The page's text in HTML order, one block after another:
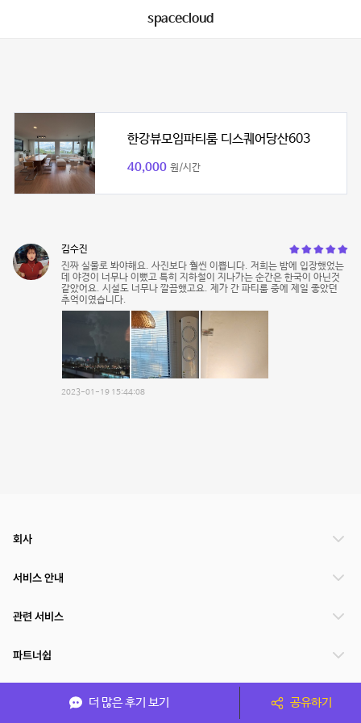
spacecloud
한강뷰모임파티룸 디스퀘어당산603
40,000 원/시간
김수진
진짜 실물로 봐야해요. 사진보다 훨씬 이쁩니다. 저희는 밤에 입장했었는
데 야경이 너무나 이뻤고 특히 지하철이 지나가는 순간은 한국이 아닌것
같았어요. 시설도 너무나 깔끔했고요. 제가 간 파티룸 중에 제일 좋았던
추억이였습니다.
2023-01-19 15:44:08
더 많은 후기 보기 공유하기
회사
서비스 안내
관련 서비스
파트너쉽
서비스 제공 국가